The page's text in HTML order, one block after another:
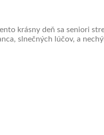
krásny deň sa seniori
slnečných lúčov, a